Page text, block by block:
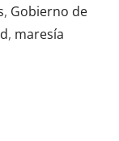
, Gobierno de
, maresía